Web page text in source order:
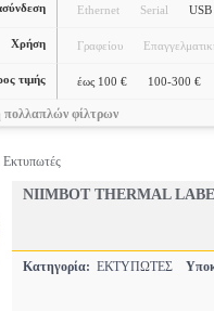
Ethernet Serial USB
Χρήση Γραφείου
τιμής έως 100 € 100-300 €
πολλαπλών φίλτρων
Εκτυπωτές
NIIMBOT THERMAL
Κατηγορία: ΕΚΤΥΠΩΤΕΣ